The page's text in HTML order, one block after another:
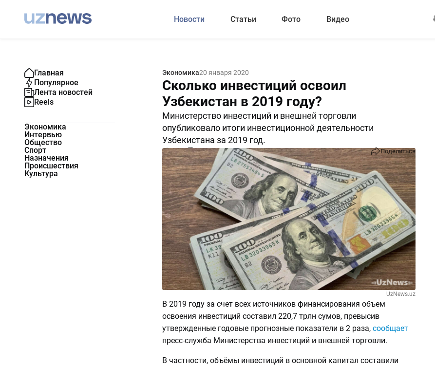
Новости Статьи Фото Видео
Главная
Популярное
Лента новостей
Reels
Экономика
Интервью
Общество
Спорт
Назначения
Происшествия
Культура
Экономика20 января 2020
Сколько инвестиций освоил
Узбекистан в 2019 году?
Министерство инвестиций и внешней торговли
опубликовало итоги инвестиционной деятельности
Узбекистана за 2019 год.
6080 0 Поделиться
UzNews.uz
В 2019 году за счет всех источников финансирования объем
освоения инвестиций составил 220,7 трлн сумов, превысив
утвержденные годовые прогнозные показатели в 2 раза, сообщает
пресс-служба Министерства инвестиций и внешней торговли.
В частности, объёмы инвестиций в основной капитал составили